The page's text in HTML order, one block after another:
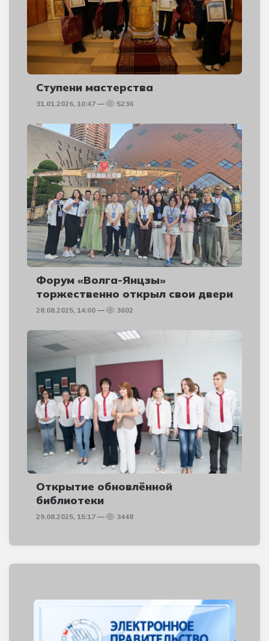
Ступени мастерства
31.01.2026, 10:47 5236
Форум «Волга-Янцзы»
торжественно открыл свои двери
28.08.2025, 14:00 3602
Открытие обновлённой
библиотеки
29.08.2025, 15:17 3448